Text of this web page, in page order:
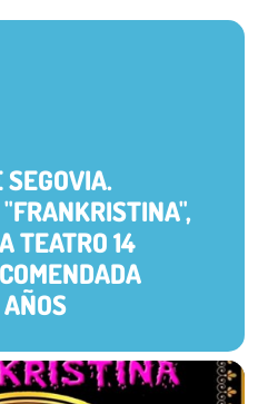
TEATRO 14